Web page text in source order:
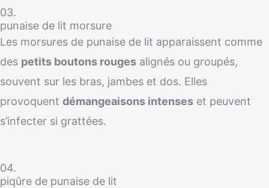
03.
punaise de lit morsure
Les morsures de punaise de lit apparaissent comme
des petits boutons rouges alignés ou groupés,
souvent sur les bras, jambes et dos. Elles
provoquent démangeaisons intenses et peuvent
s’infecter si grattées.
04.
piqûre de punaise de lit